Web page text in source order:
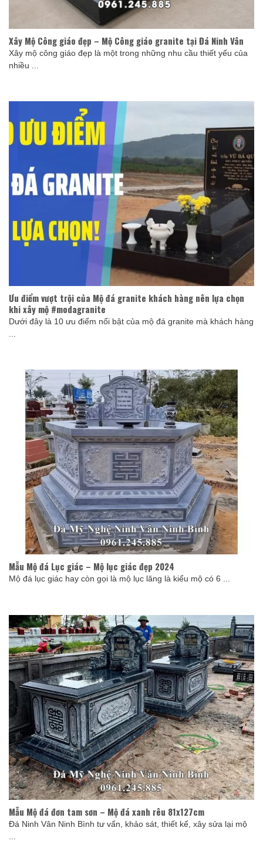
Xây Mộ Công giáo đẹp – Mộ Công giáo granite tại Đá Ninh Vân
Xây mộ công giáo đẹp là một trong những nhu cầu thiết yếu của
nhiều ...
Ưu điểm vượt trội của Mộ đá granite khách hàng nên lựa chọn
khi xây mộ #modagranite
Dưới đây là 10 ưu điểm nổi bật của mộ đá granite mà khách hàng
...
Mẫu Mộ đá Lục giác – Mộ lục giác đẹp 2024
Mộ đá lục giác hay còn gọi là mộ lục lăng là kiểu mộ có 6 ...
Mẫu Mộ đá đơn tam sơn – Mộ đá xanh rêu 81x127cm
Đá Ninh Vân Ninh Bình tư vấn, khảo sát, thiết kế, xây sửa lại mộ
...